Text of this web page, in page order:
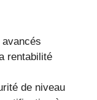
rentabilité
de niveau